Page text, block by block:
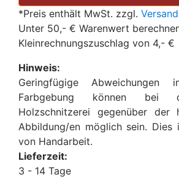
*Preis enthält MwSt. zzgl.
Unter 50,- € Warenwert
Kleinrechnungszuschlag von 4,- €
Hinweis:
Geringfügige
Farbgebung können bei
Holzschnitzerei gegenüber der
Abbildung/en möglich sein. Dies
von Handarbeit.
Lieferzeit:
3 - 14 Tage